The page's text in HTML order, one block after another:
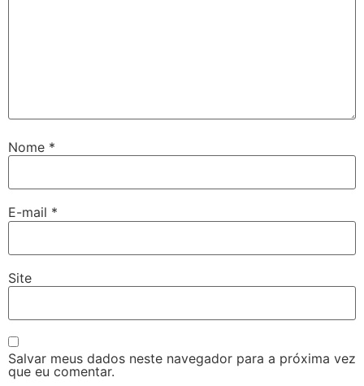
Nome *
E-mail *
Site
Salvar meus dados neste navegador para a próxima vez
que eu comentar.